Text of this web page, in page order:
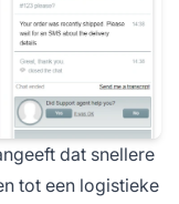
dat snellere
tot een logistieke